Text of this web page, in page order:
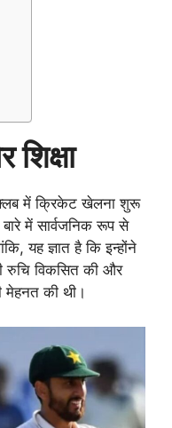
में क्रिकेट खेलना शुरू
बारे में सार्वजनिक रूप से
यह ज्ञात है कि इन्होंने
रुचि विकसित की और
की थी।